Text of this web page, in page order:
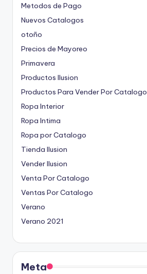
Metodos de Pago
Nuevos Catalogos
otoño
Precios de Mayoreo
Primavera
Productos Ilusion
Productos Para Vender Por Catalogo
Ropa Interior
Ropa Intima
Ropa por Catalogo
Tienda Ilusion
Vender Ilusion
Venta Por Catalogo
Ventas Por Catalogo
Verano
Verano 2021
Meta